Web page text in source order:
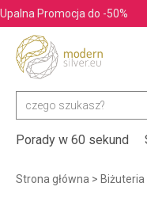
Upalna Promocja do -50%
Porady w 60 sekund
Strona główna > Biżuteria